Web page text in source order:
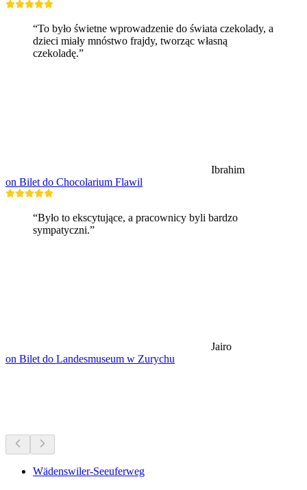
“To było świetne wprowadzenie do świata czekolady, a
dzieci miały mnóstwo frajdy, tworząc własną
czekoladę.”
Ibrahim
on Bilet do Chocolarium Flawil
“Było to ekscytujące, a pracownicy byli bardzo
sympatyczni.”
Jairo
on Bilet do Landesmuseum w Zurychu
Wädenswiler-Seeuferweg